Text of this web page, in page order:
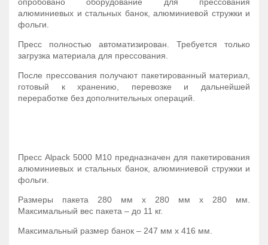
алюминиевых и стальных банок, алюминиевой стружки и
фольги.
Пресс полностью автоматизирован. Требуется только
загрузка материала для прессования.
После прессования получают пакетированный материал,
готовый к хранению, перевозке и дальнейшей
переработке без дополнительных операций.
Пресс Alpack 5000 M10 предназначен для пакетирования
алюминиевых и стальных банок, алюминиевой стружки и
фольги.
Размеры пакета 280 мм х 280 мм х 280 мм
Максимальный вес пакета – до 11 кг.
Максимальный размер банок – 247 мм х 416 мм